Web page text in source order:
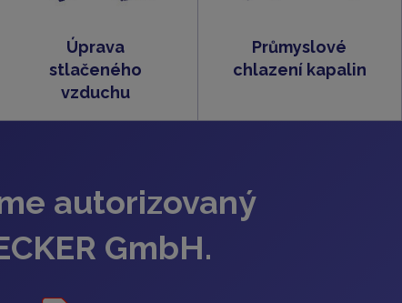
Úprava
stlačeného
vzduchu
Průmyslové
chlazení kapalin
autorizovaný
GmbH.